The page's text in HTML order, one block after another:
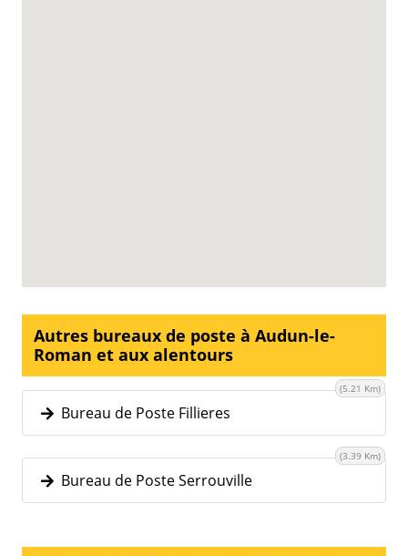
Autres bureaux de poste à Audun-le-
Roman et aux alentours
Bureau de Poste Fillieres
(5.21 Km)
Bureau de Poste Serrouville
(3.39 Km)